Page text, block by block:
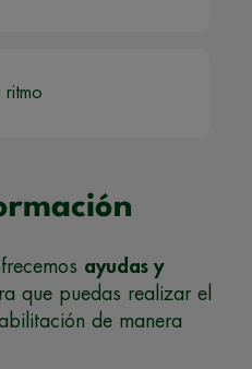
ayudas y
que puedas realizar el
de manera